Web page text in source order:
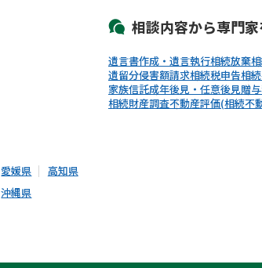
愛媛県
高知県
沖縄県
相談内容から専門家
遺言書作成・遺言執行相続放棄
遺留分侵害額請求相続税申告相
家族信託成年後見・任意後見贈
相続財産調査不動産評価(相続不